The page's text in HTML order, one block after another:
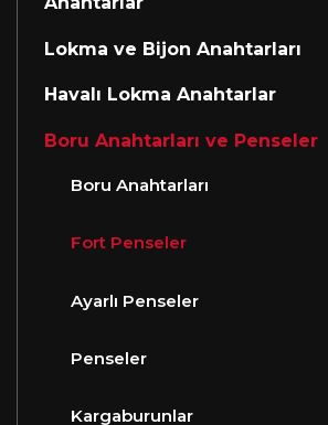
Lokma ve Bijon Anahtarları
Havalı Lokma Anahtarlar
Boru Anahtarları ve Penseler
Boru Anahtarları
Fort Penseler
Ayarlı Penseler
Penseler
Kargaburunlar